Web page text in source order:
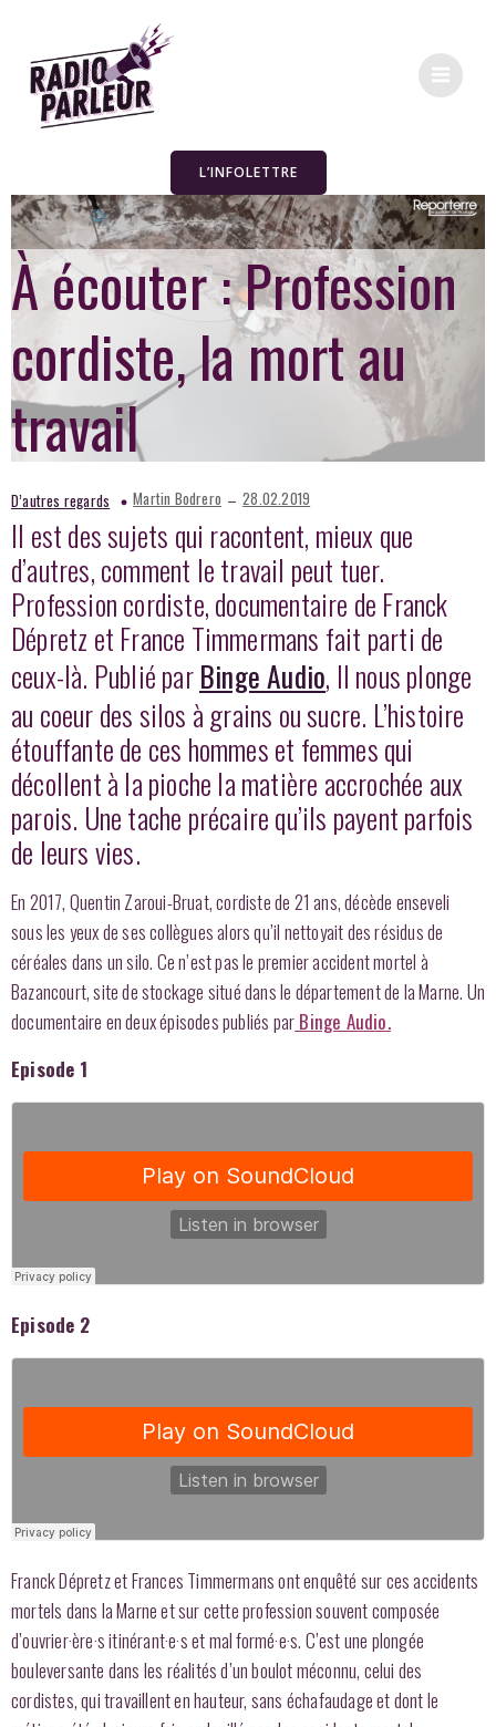
L’INFOLETTRE
À écouter : Profession
cordiste, la mort au
travail
D’autres regards Martin Bodrero – 28.02.2019
Il est des sujets qui racontent, mieux que
d’autres, comment le travail peut tuer.
Profession cordiste, documentaire de Franck
Dépretz et France Timmermans fait parti de
ceux-là. Publié parBinge Audio, Il nous plonge
au coeur des silos à grains ou sucre. L’histoire
étouffante de ces hommes et femmes qui
décollent à la pioche la matière accrochée aux
parois. Une tache précaire qu’ils payent parfois
de leurs vies.
En 2017, Quentin Zaroui-Bruat, cordiste de 21 ans, décède enseveli
sous les yeux de ses collègues alors qu’il nettoyait des résidus de
céréales dans un silo. Ce n’est pas le premier accident mortel à
Bazancourt, site de stockage situé dans le département de la Marne. Un
documentaire en deux épisodes publiés par Binge Audio.
Episode 1
Episode 2
Franck Dépretz et Frances Timmermans ont enquêté sur ces accidents
mortels dans la Marne et sur cette profession souvent composée
d’ouvrier·ère·s itinérant·e·s et mal formé·e·s. C’est une plongée
bouleversante dans les réalités d’un boulot méconnu, celui des
cordistes, qui travaillent en hauteur, sans échafaudage et dont le